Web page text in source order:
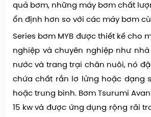
quả bơm, những máy bơm chất
ổn định hơn so với các máy bơm
Series bơm MYB được thiết kế cho
nghiệp và chuyên nghiệp như
nước và trang trại chăn nuôi, nó
chứa chất rắn lơ lửng hoặc dạng
hoặc trung bình. Bơm Tsurumi
15 kw và được ứng dụng rộng rãi